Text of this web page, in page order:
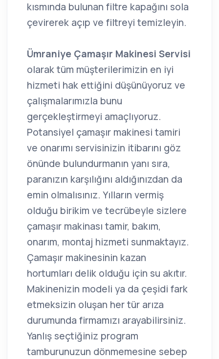
kısmında bulunan filtre kapağını sola
çevirerek açıp ve filtreyi temizleyin.
Ümraniye Çamaşır Makinesi Servisi
olarak tüm müşterilerimizin en iyi
hizmeti hak ettiğini düşünüyoruz ve
çalışmalarımızla bunu
gerçekleştirmeyi amaçlıyoruz.
Potansiyel çamaşır makinesi tamiri
ve onarımı servisinizin itibarını göz
önünde bulundurmanın yanı sıra,
paranızın karşılığını aldığınızdan da
emin olmalısınız. Yılların vermiş
olduğu birikim ve tecrübeyle sizlere
çamaşır makinası tamir, bakım,
onarım, montaj hizmeti sunmaktayız.
Çamaşır makinesinin kazan
hortumları delik olduğu için su akıtır.
Makinenizin modeli ya da çeşidi fark
etmeksizin oluşan her tür arıza
durumunda firmamızı arayabilirsiniz.
Yanlış seçtiğiniz program
tamburunuzun dönmemesine sebep